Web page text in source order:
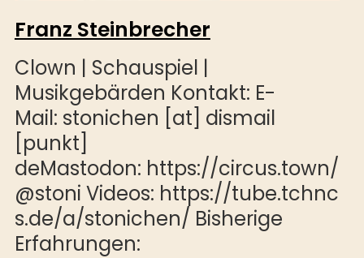
Franz Steinbrecher
Clown | Schauspiel |
Musikgebärden Kontakt: E-
Mail: stonichen [at] dismail
[punkt]
deMastodon: https://circus.town/
@stoni Videos: https://tube.tchnc
s.de/a/stonichen/ Bisherige
Erfahrungen: